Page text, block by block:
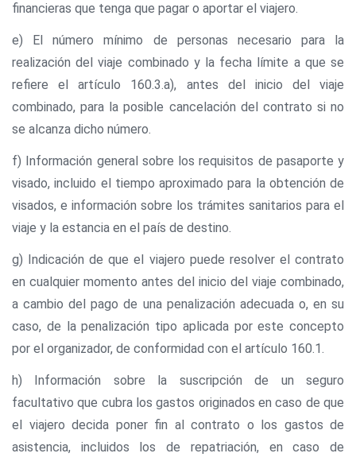
financieras que tenga que pagar o aportar el viajero.
e) El número mínimo de personas necesario para la
realización del viaje combinado y la fecha límite a que se
refiere el artículo 160.3.a), antes del inicio del viaje
combinado, para la posible cancelación del contrato si no
se alcanza dicho número.
f) Información general sobre los requisitos de pasaporte y
visado, incluido el tiempo aproximado para la obtención de
visados, e información sobre los trámites sanitarios para el
viaje y la estancia en el país de destino.
g) Indicación de que el viajero puede resolver el contrato
en cualquier momento antes del inicio del viaje combinado,
a cambio del pago de una penalización adecuada o, en su
caso, de la penalización tipo aplicada por este concepto
por el organizador, de conformidad con el artículo 160.1.
h) Información sobre la suscripción de un seguro
facultativo que cubra los gastos originados en caso de que
el viajero decida poner fin al contrato o los gastos de
asistencia, incluidos los de repatriación, en caso de